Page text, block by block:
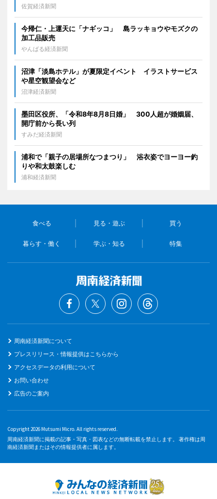
佐賀経済新聞
今帰仁・上運天に「ナギッコ」 島ラッキョウやモズクの
加工品販売
やんばる経済新聞
沼津「淡島ホテル」が夏限定イベント イラストサービス
や星空観望会など
沼津経済新聞
墨田区役所、「令和8年8月8日婚」 300人超が婚姻届、
開庁前から長い列
すみだ経済新聞
浦和で「親子の居場所なつまつり」 浴衣姿でヨーヨー釣
りや和太鼓楽しむ
浦和経済新聞
食べる 見る・遊ぶ 買う
暮らす・働く 学ぶ・知る 特集
周南経済新聞について
プレスリリース・情報提供はこちらから
アクセスデータの利用について
お問い合わせ
広告のご案内
Copyright 2026 Mutsumi Micro. All rights reserved.
周南経済新聞に掲載の記事・写真・図表などの無断転載を禁止します。 著作権は周
南経済新聞またはその情報提供者に属します。